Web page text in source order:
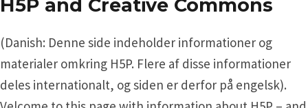
H5P and Creative Commons
(Danish: Denne side indeholder informationer og
materialer omkring H5P. Flere af disse informationer
deles internationalt, og siden er derfor på engelsk).